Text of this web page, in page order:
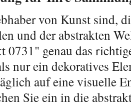
von Kunst sind,
und der abstrakten
0731" genau das
nur ein dekoratives
auf eine visuelle
Sie ein in die